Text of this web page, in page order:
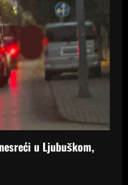
u Ljubuškom,